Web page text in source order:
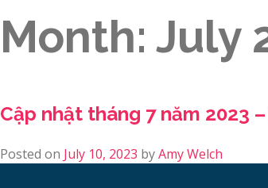
Month: July
Cập nhật tháng 7 năm 2023
Posted on July 10, 2023 byAmy Welch